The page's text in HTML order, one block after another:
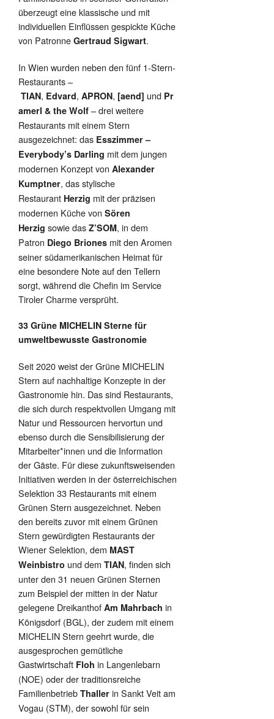
überzeugt eine klassische und mit
individuellen Einflüssen gespickte Küche
von Patronne Gertraud Sigwart.
In Wien wurden neben den fünf 1-Stern-
Restaurants –
TIAN, Edvard, APRON, [aend] und Pr
amerl & the Wolf – drei weitere
Restaurants mit einem Stern
ausgezeichnet: das Esszimmer –
Everybody’s Darling mit dem jungen
modernen Konzept von Alexander
Kumptner, das stylische
Restaurant Herzig mit der präzisen
modernen Küche von Sören
Herzig sowie das Z’SOM, in dem
Patron Diego Briones mit den Aromen
seiner südamerikanischen Heimat für
eine besondere Note auf den Tellern
sorgt, während die Chefin im Service
Tiroler Charme versprüht.
33 Grüne MICHELIN Sterne für
umweltbewusste Gastronomie
Seit 2020 weist der Grüne MICHELIN
Stern auf nachhaltige Konzepte in der
Gastronomie hin. Das sind Restaurants,
die sich durch respektvollen Umgang mit
Natur und Ressourcen hervortun und
ebenso durch die Sensibilisierung der
Mitarbeiter*innen und die Information
der Gäste. Für diese zukunftsweisenden
Initiativen werden in der österreichischen
Selektion 33 Restaurants mit einem
Grünen Stern ausgezeichnet. Neben
den bereits zuvor mit einem Grünen
Stern gewürdigten Restaurants der
Wiener Selektion, dem MAST
Weinbistro und dem TIAN, finden sich
unter den 31 neuen Grünen Sternen
zum Beispiel der mitten in der Natur
gelegene Dreikanthof Am Mahrbach in
Königsdorf (BGL), der zudem mit einem
MICHELIN Stern geehrt wurde, die
ausgesprochen gemütliche
Gastwirtschaft Floh in Langenlebarn
(NOE) oder der traditionsreiche
Familienbetrieb Thaller in Sankt Veit am
Vogau (STM), der sowohl für sein